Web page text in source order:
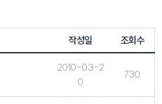
작성일 조회수
2010-03-2
0
730